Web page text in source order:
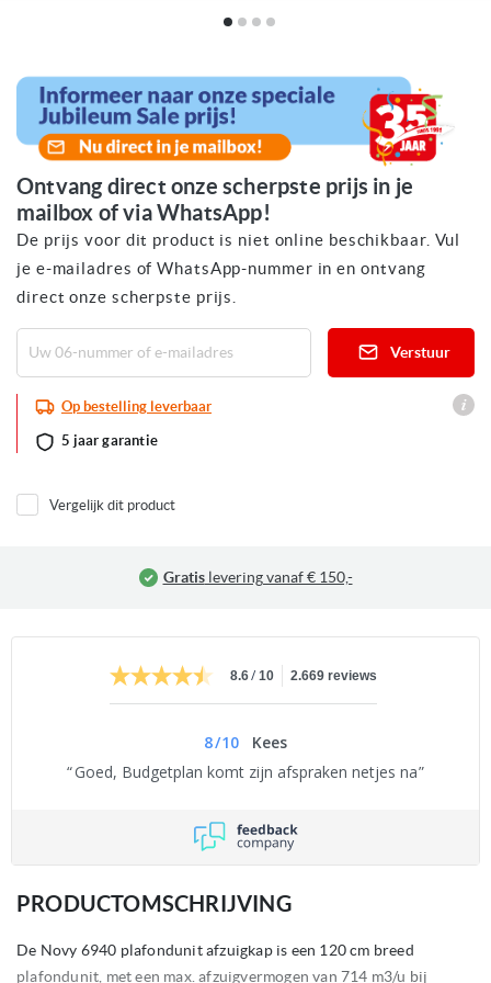
het
begin
afbeeldingen-
gallerij
Ontvang direct onze scherpste prijs in je
mailbox of via WhatsApp!
De prijs voor dit product is niet online beschikbaar. Vul
je e-mailadres of WhatsApp-nummer in en ontvang
direct onze scherpste prijs.
Verstuur
Op bestelling leverbaar
5 jaar garantie
Vergelijk dit product
Betalen bij aflevering mogelijk
8.6/ 10 2.669 reviews
8/10
Kees
Goed, Budgetplan komt zijn afspraken netjes na
PRODUCTOMSCHRIJVING
De Novy 6940 plafondunit afzuigkap is een 120 cm breed
plafondunit, met een max. afzuigvermogen van 714 m3/u bij